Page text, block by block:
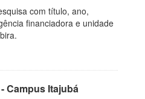
com título, ano,
financiadora e unidade
Campus Itajubá